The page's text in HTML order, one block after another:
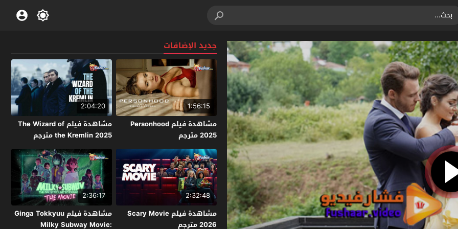
جديد الإضافات
1:56:15
مشاهدة فيلم Personhood
2025 مترجم
2:04:20
مشاهدة فيلم The Wizard of
the Kremlin 2025 مترجم
2:32:48
مشاهدة فيلم Scary Movie
2026 مترجم
2:36:17
مشاهدة فيلم Ginga Tokkyuu
Milky Subway Movie: